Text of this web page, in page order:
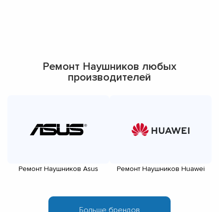
Ремонт Наушников любых
производителей
Ремонт Наушников Asus Ремонт Наушников Huawei